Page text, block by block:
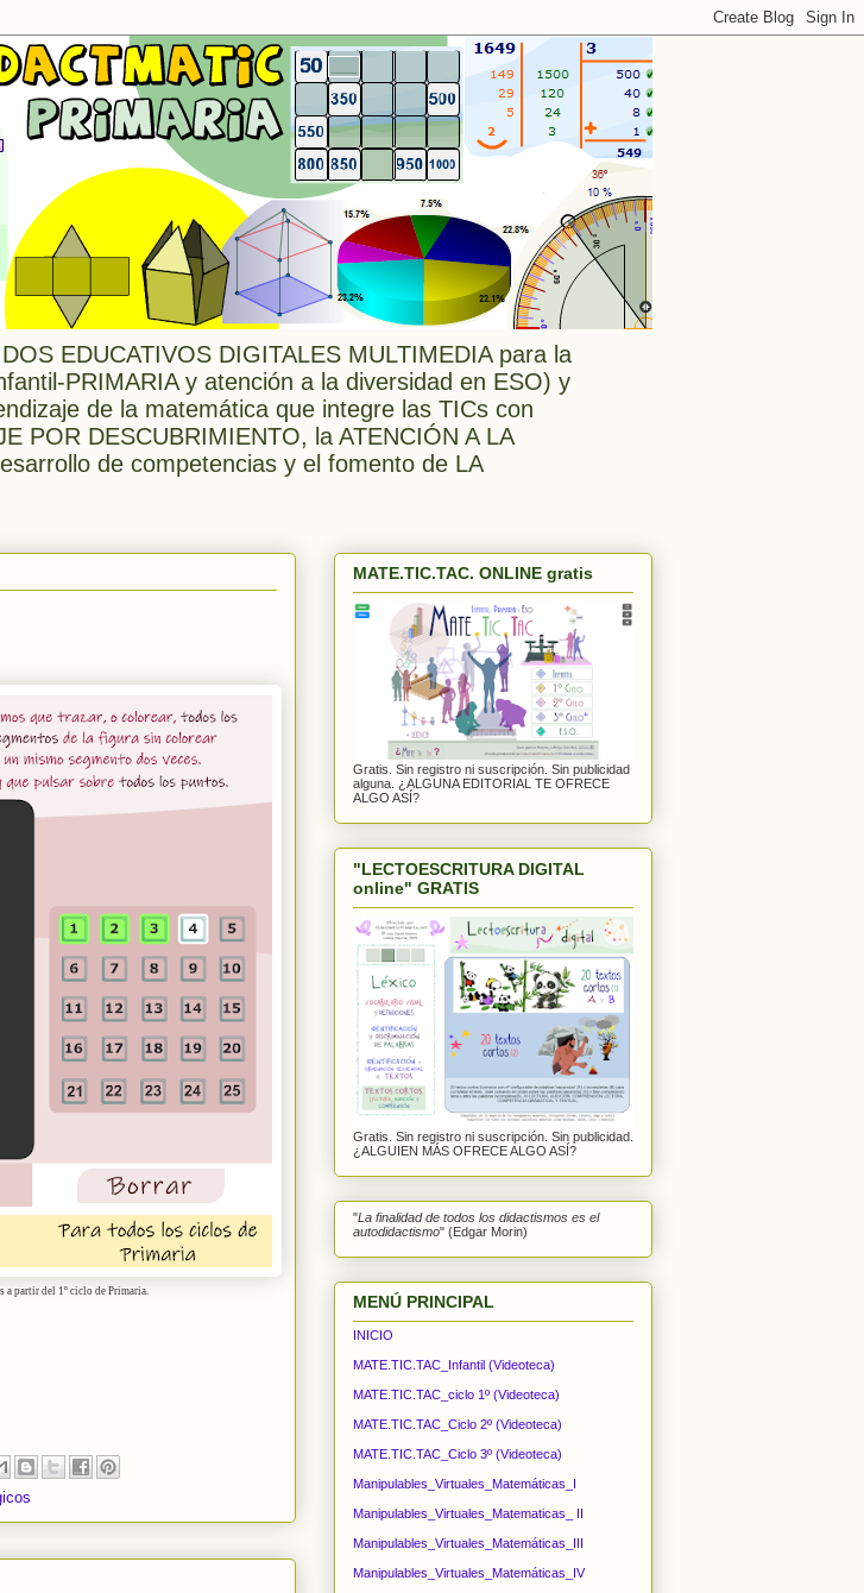
EDUCATIVOS DIGITALES MULTIMEDIA para la
PRIMARIA y atención a la diversidad en ESO) y
de la matemática que integre las TICs con
POR DESCUBRIMIENTO, la ATENCIÓN A LA
de competencias y el fomento de LA
a partir del 1º ciclo de Primaria.
MATE.TIC.TAC. ONLINE gratis
Gratis. Sin registro ni suscripción. Sin publicidad
alguna. ¿ALGUNA EDITORIAL TE OFRECE
ALGO ASÍ?
"LECTOESCRITURA DIGITAL
online" GRATIS
Gratis. Sin registro ni suscripción. Sin publicidad.
¿ALGUIEN MÁS OFRECE ALGO ASÍ?
"La finalidad de todos los didactismos es el
autodidactismo" (Edgar Morin)
MENÚ PRINCIPAL
INICIO
MATE.TIC.TAC_Infantil (Videoteca)
MATE.TIC.TAC_ciclo 1º (Videoteca)
MATE.TIC.TAC_Ciclo 2º (Videoteca)
MATE.TIC.TAC_Ciclo 3º (Videoteca)
Manipulables_Virtuales_Matemáticas_I
Manipulables_Virtuales_Matematicas_ II
Manipulables_Virtuales_Matemáticas_III
Manipulables_Virtuales_Matemáticas_IV